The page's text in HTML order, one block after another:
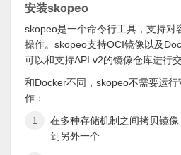
安装skopeo
skopeo是一个命令行工具，支持对
操作。skopeo支持OCI镜像以及
可以和支持API v2的镜像仓库进行交
和Docker不同，skopeo不需要运
作：
在多种存储机制之间拷贝镜
到另外一个